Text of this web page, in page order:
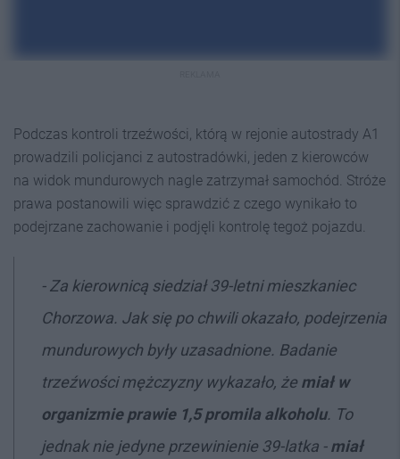
Podczas kontroli trzeźwości, którą w rejonie autostrady A1
prowadzili policjanci z autostradówki, jeden z kierowców
na widok mundurowych nagle zatrzymał samochód. Stróże
prawa postanowili więc sprawdzić z czego wynikało to
podejrzane zachowanie i podjęli kontrolę tegoż pojazdu.
- Za kierownicą siedział 39-letni mieszkaniec
Chorzowa. Jak się po chwili okazało, podejrzenia
mundurowych były uzasadnione. Badanie
trzeźwości mężczyzny wykazało, że miał w
organizmie prawie 1,5 promila alkoholu. To
jednak nie jedyne przewinienie 39-latka -miał